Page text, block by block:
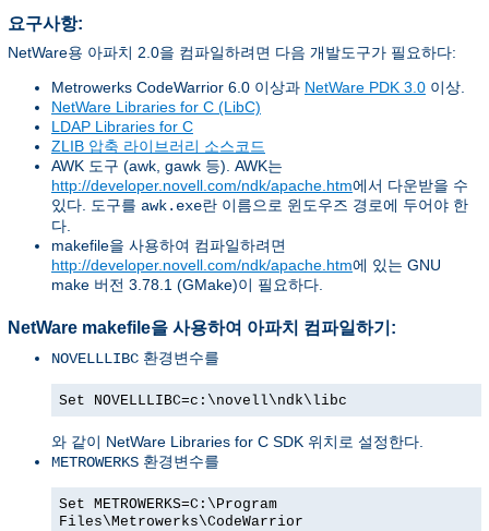
요구사항:
NetWare용 아파치 2.0을 컴파일하려면 다음 개발도구가 필요하다:
Metrowerks CodeWarrior 6.0 이상과 NetWare PDK 3.0 이상.
NetWare Libraries for C (LibC)
LDAP Libraries for C
ZLIB 압축 라이브러리 소스코드
AWK 도구 (awk, gawk 등). AWK는
http://developer.novell.com/ndk/apache.htm에서 다운받을 수
있다. 도구를 awk.exe란 이름으로 윈도우즈 경로에 두어야 한
다.
makefile을 사용하여 컴파일하려면
http://developer.novell.com/ndk/apache.htm에 있는 GNU
make 버전 3.78.1 (GMake)이 필요하다.
NetWare makefile을 사용하여 아파치 컴파일하기:
NOVELLLIBC 환경변수를
Set NOVELLLIBC=c:\novell\ndk\libc
와 같이 NetWare Libraries for C SDK 위치로 설정한다.
METROWERKS 환경변수를
Set METROWERKS=C:\Program
Files\Metrowerks\CodeWarrior